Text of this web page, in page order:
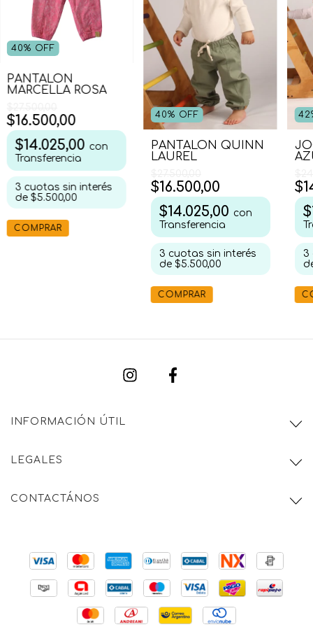
40% OFF
PANTALON
MARCELLA ROSA
$16.500,00
$14.025,00 con
Transferencia
3 cuotas sin interés
de $5.500,00
COMPRAR
40% OFF
PANTALON QUINN
LAUREL
$16.500,00
$14.025,00 con
Transferencia
3 cuotas sin interés
de $5.500,00
COMPRAR
42
3
INFORMACIÓN ÚTIL
LEGALES
CONTACTÁNOS